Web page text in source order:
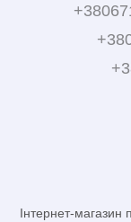
Інтернет-магазин